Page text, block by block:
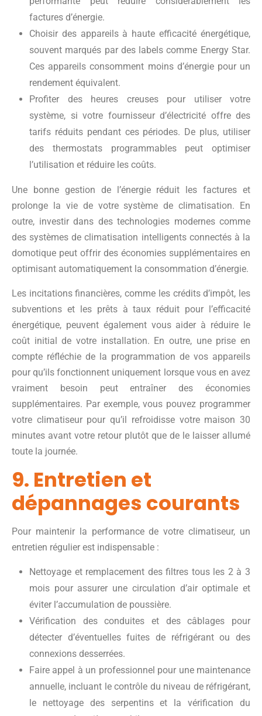
factures d’énergie.
Choisir des appareils à haute efficacité énergétique,
souvent marqués par des labels comme Energy Star.
Ces appareils consomment moins d’énergie pour un
rendement équivalent.
Profiter des heures creuses pour utiliser votre
système, si votre fournisseur d’électricité offre des
tarifs réduits pendant ces périodes. De plus, utiliser
des thermostats programmables peut optimiser
l’utilisation et réduire les coûts.
Une bonne gestion de l’énergie réduit les factures et
prolonge la vie de votre système de climatisation. En
outre, investir dans des technologies modernes comme
des systèmes de climatisation intelligents connectés à la
domotique peut offrir des économies supplémentaires en
optimisant automatiquement la consommation d’énergie.
Les incitations financières, comme les crédits d’impôt, les
subventions et les prêts à taux réduit pour l’efficacité
énergétique, peuvent également vous aider à réduire le
coût initial de votre installation. En outre, une prise en
compte réfléchie de la programmation de vos appareils
pour qu’ils fonctionnent uniquement lorsque vous en avez
vraiment besoin peut entraîner des économies
supplémentaires. Par exemple, vous pouvez programmer
votre climatiseur pour qu’il refroidisse votre maison 30
minutes avant votre retour plutôt que de le laisser allumé
toute la journée.
9. Entretien et
dépannages courants
Pour maintenir la performance de votre climatiseur, un
entretien régulier est indispensable :
Nettoyage et remplacement des filtres tous les 2 à 3
mois pour assurer une circulation d’air optimale et
éviter l’accumulation de poussière.
Vérification des conduites et des câblages pour
détecter d’éventuelles fuites de réfrigérant ou des
connexions desserrées.
Faire appel à un professionnel pour une maintenance
annuelle, incluant le contrôle du niveau de réfrigérant,
le nettoyage des serpentins et la vérification du